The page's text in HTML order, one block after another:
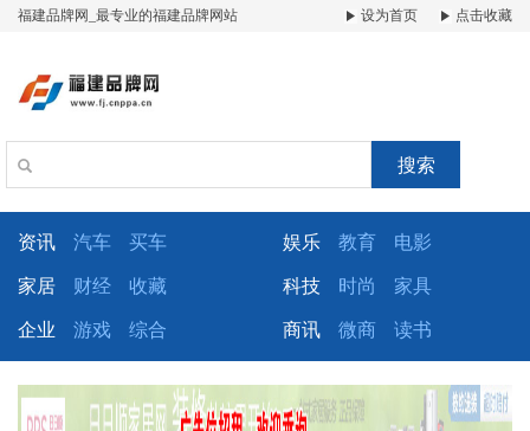
福建品牌网_最专业的福建品牌网站 设为首页 点击收藏
搜索
资讯 汽车 买车 娱乐 教育 电影
家居 财经 收藏 科技 时尚 家具
企业 游戏 综合 商讯 微商 读书